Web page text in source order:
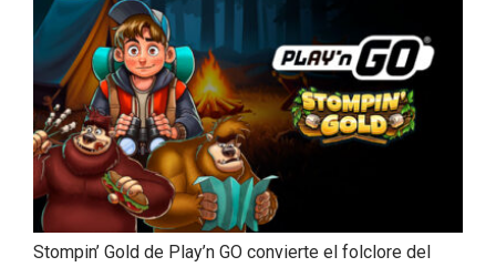
Stompin’ Gold de Play’n GO convierte el folclore del